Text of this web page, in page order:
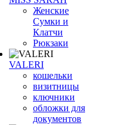
Женские
Сумки и
Клатчи
Рюкзаки
VALERI
кошельки
визитницы
ключники
обложки для
документов